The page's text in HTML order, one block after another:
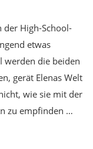
High-School-
etwas
werden die beiden
gerät Elenas Welt
wie sie mit der
zu empfinden …